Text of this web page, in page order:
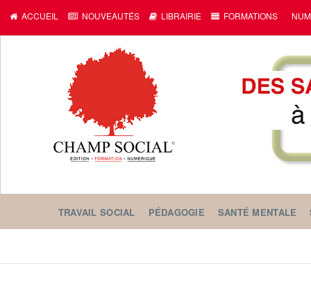
ACCUEIL NOUVEAUTÉS LIBRAIRIE FORMATIONS
TRAVAIL SOCIAL PÉDAGOGIE SANTÉ MENTALE